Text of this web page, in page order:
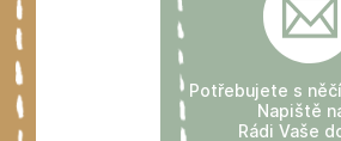
Potřebujete s
Napiště
Rádi Vaše